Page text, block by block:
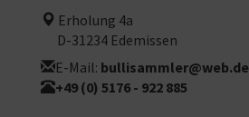
Erholung 4a
D-31234 Edemissen
E-Mail: bullisammler@web.de
+49 (0) 5176 - 922 885